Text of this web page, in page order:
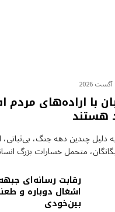
با اراده‌های مردم
هستند
دلیل چندین دهه جنگ،
متحمل خسارات بزرگ
رقابت رسانه‌ای
اشغال دوباره و
بین‌خودی